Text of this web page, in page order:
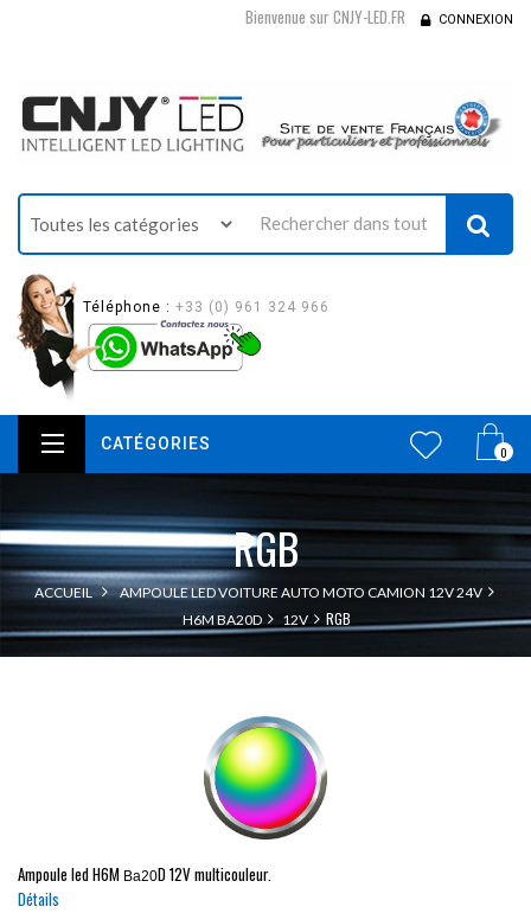
Bienvenue sur CNJY-LED.FR CONNEXION
Téléphone : +33 (0) 961 324 966
0
CATÉGORIES
RGB
ACCUEIL
AMPOULE LED VOITURE AUTO MOTO CAMION 12V 24V
H6M BA20D
12V RGB
Ampoule ledH6M Ba20D12V multicouleur.
Détails